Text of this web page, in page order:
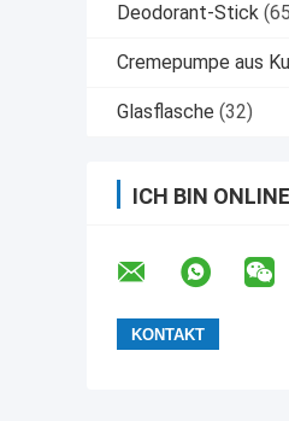
Deodorant-Stick
Cremepumpe aus
Glasflasche (32)
ICH BIN